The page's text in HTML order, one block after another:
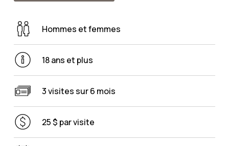
Hommes et femmes
18 ans et plus
3 visites sur 6 mois
25 $ par visite